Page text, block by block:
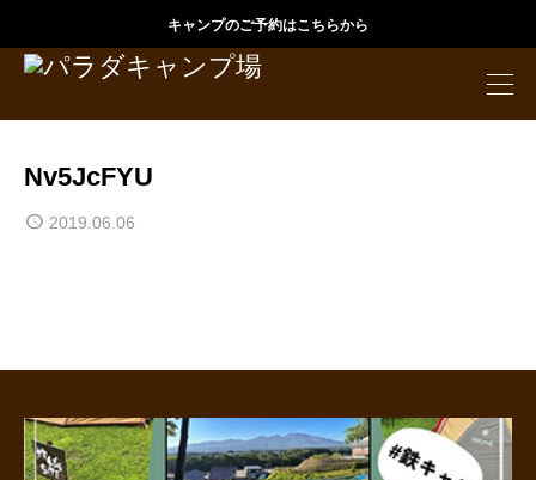
キャンプのご予約はこちらから
Nv5JcFYU
2019.06.06